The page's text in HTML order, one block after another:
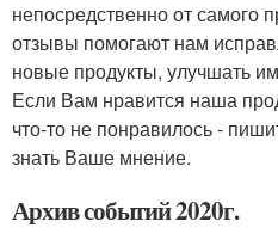
непосредственно от самого
отзывы помогают нам
новые продукты, улучшать
Если Вам нравится наша
что-то не понравилось -
знать Ваше мнение.
Архив событий 2020г.